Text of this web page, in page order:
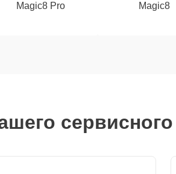
Magic8 Pro
Magic8
сервисного